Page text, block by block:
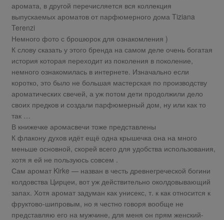
аромата, в другой перечисляется вся коллекция
выпускаемых ароматов от парфюмерного дома Tiziana
Terenzi
Немного фото с брошюрок для ознакомления )
К слову сказать у этого бренда на самом деле очень богатая
история которая переходит из поколения в поколение,
немного ознакомилась в интернете. Изначально если
коротко, это было не большая мастерская по производству
ароматических свечей, а уж потом дети продолжили дело
своих предков и создали парфюмерный дом, ну или как то
так …
В книжечке аромасвечи тоже представлены
К флакону духов идёт ещё одна крышечка она на много
меньше основной, скорей всего для удобства использования,
хотя я ей не пользуюсь совсем .
Сам аромат Kirke — назван в честь древнегреческой богини
колдовства Цирцеи, вот уж действительно околдовывающий
запах. Хотя аромат задуман как унисекс, т. к как относится к
фруктово-шипровым, но я честно говоря вообще не
представляю его на мужчине, для меня он прям женский-